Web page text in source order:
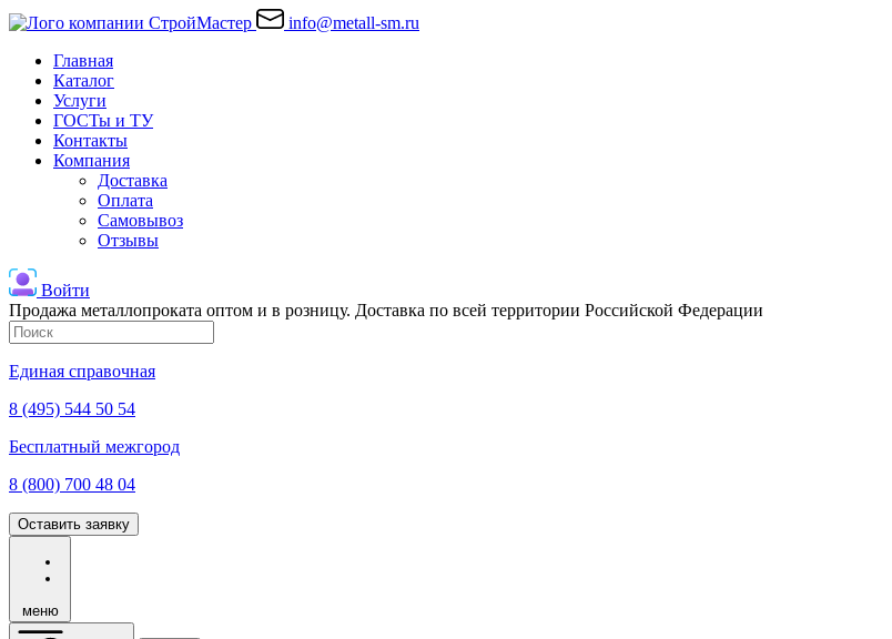
info@metall-sm.ru
Главная
Каталог
Услуги
ГОСТы и ТУ
Контакты
Компания
Доставка
Оплата
Самовывоз
Отзывы
Войти
Продажа металлопроката оптом и в розницу. Доставка по всей территории Российской Федерации
Единая справочная
8 (495) 544 50 54
Бесплатный межгород
8 (800) 700 48 04
Оставить заявку
меню